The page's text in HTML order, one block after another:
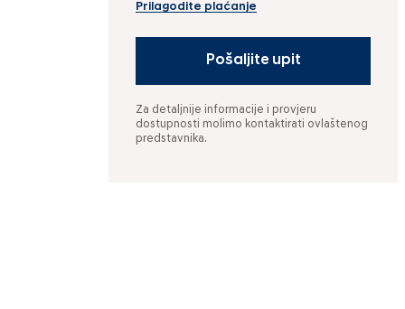
Prilagodite plaćanje
Pošaljite upit
Za detaljnije informacije i provjeru
dostupnosti molimo kontaktirati ovlaštenog
predstavnika.